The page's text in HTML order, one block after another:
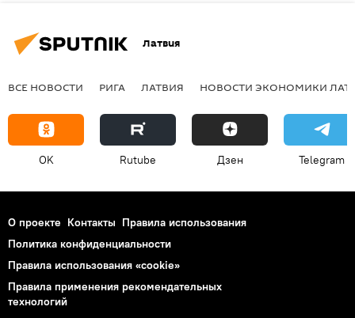
Латвия
ВСЕ НОВОСТИ РИГА ЛАТВИЯ НОВОСТИ ЭКОНОМИКИ
OK Rutube Дзен Telegram
О проекте Контакты Правила использования
Политика конфиденциальности
Правила использования «cookie»
Правила применения рекомендательных
технологий